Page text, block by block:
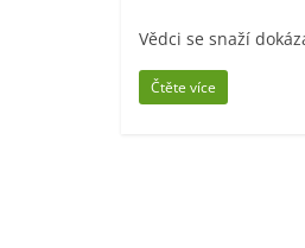
Vědci se snaží
Čtěte více